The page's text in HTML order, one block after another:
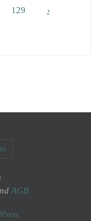
129 ›
AGB